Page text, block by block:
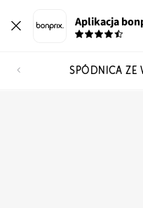
Aplikacja
SPÓDNICA ZE